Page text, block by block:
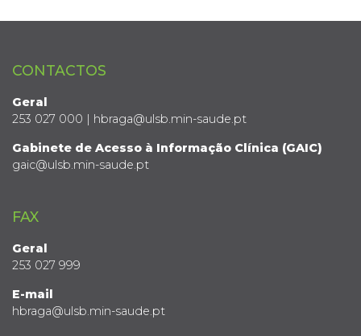
CONTACTOS
Geral
253 027 000 | hbraga@ulsb.min-saude.pt
Gabinete de Acesso à Informação Clínica (GAIC)
gaic@ulsb.min-saude.pt
FAX
Geral
253 027 999
E-mail
hbraga@ulsb.min-saude.pt